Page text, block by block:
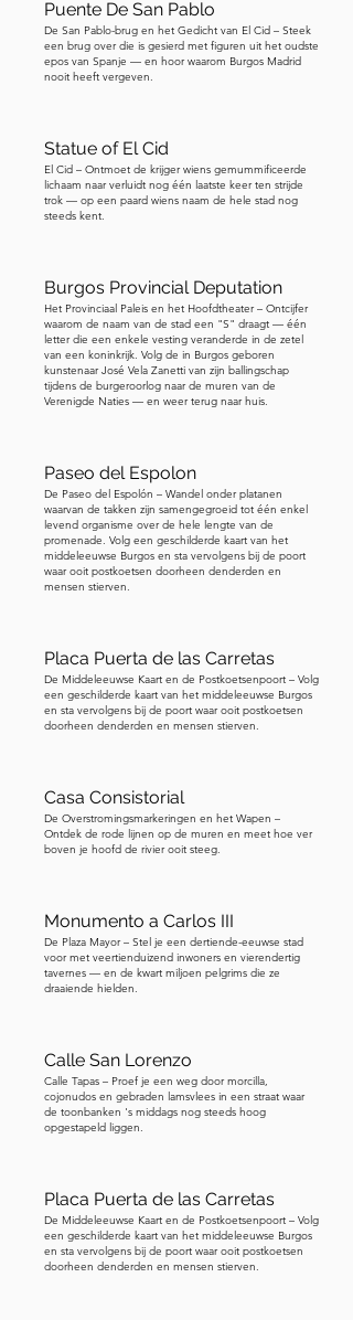
daadwerkelijk troonsafstand deed
voordat de kathedraal voltooid was,
tijdens de revolutionaire
aanleiding was veel persoonlijker dan
ideologisch. Hij raakte geïntrigeerd
door een in Ierland geboren danseres,
adellijke titels en financiële privileges.
Er was grote publieke
verontwaardiging over deze relatie, en
hij deed troonsafstand ten gunste van
zijn zoon. Maar vandaag de dag wordt
hij meer herinnerd als een cultureel
heerser. Als je Beieren verkent door
een historische lens, is Lodewijk een
perfect voorbeeld van hoe het
publieke geheugen milder kan zijn dan
de hedendaagse politiek. Voordat je
achteren, zodat je beide massieve
torens kunt zien en de gehele gevel in
één oogopslag kunt waarderen.
Puente De San Pablo
De San Pablo-brug en het Gedicht van El Cid – Steek
een brug over die is gesierd met figuren uit het oudste
epos van Spanje — en hoor waarom Burgos Madrid
nooit heeft vergeven.
Statue of El Cid
El Cid – Ontmoet de krijger wiens gemummificeerde
lichaam naar verluidt nog één laatste keer ten strijde
trok — op een paard wiens naam de hele stad nog
steeds kent.
Burgos Provincial Deputation
Het Provinciaal Paleis en het Hoofdtheater – Ontcijfer
waarom de naam van de stad een "S" draagt — één
letter die een enkele vesting veranderde in de zetel
van een koninkrijk. Volg de in Burgos geboren
kunstenaar José Vela Zanetti van zijn ballingschap
tijdens de burgeroorlog naar de muren van de
Verenigde Naties — en weer terug naar huis.
Paseo del Espolon
De Paseo del Espolón – Wandel onder platanen
waarvan de takken zijn samengegroeid tot één enkel
levend organisme over de hele lengte van de
promenade. Volg een geschilderde kaart van het
middeleeuwse Burgos en sta vervolgens bij de poort
waar ooit postkoetsen doorheen denderden en
mensen stierven.
Placa Puerta de las Carretas
De Middeleeuwse Kaart en de Postkoetsenpoort – Volg
een geschilderde kaart van het middeleeuwse Burgos
en sta vervolgens bij de poort waar ooit postkoetsen
doorheen denderden en mensen stierven.
Casa Consistorial
De Overstromingsmarkeringen en het Wapen –
Ontdek de rode lijnen op de muren en meet hoe ver
boven je hoofd de rivier ooit steeg.
Monumento a Carlos III
De Plaza Mayor – Stel je een dertiende-eeuwse stad
voor met veertienduizend inwoners en vierendertig
tavernes — en de kwart miljoen pelgrims die ze
draaiende hielden.
Calle San Lorenzo
Calle Tapas – Proef je een weg door morcilla,
cojonudos en gebraden lamsvlees in een straat waar
de toonbanken 's middags nog steeds hoog
opgestapeld liggen.
Placa Puerta de las Carretas
De Middeleeuwse Kaart en de Postkoetsenpoort – Volg
een geschilderde kaart van het middeleeuwse Burgos
en sta vervolgens bij de poort waar ooit postkoetsen
doorheen denderden en mensen stierven.